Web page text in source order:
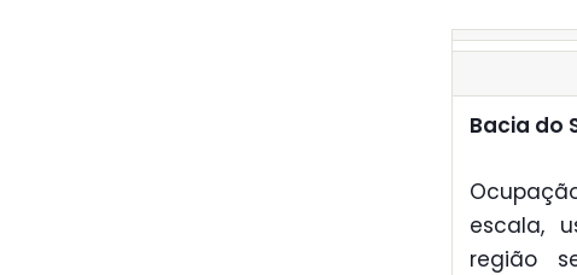
Bacia do
escala,
região